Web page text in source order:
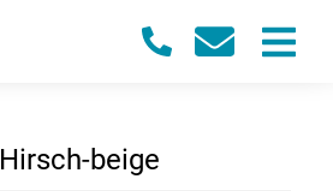
Hirsch-beige